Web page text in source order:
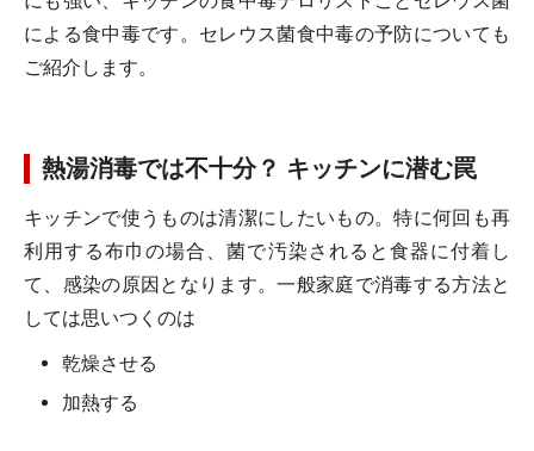
による食中毒です。セレウス菌食中毒の予防についても
ご紹介します。
熱湯消毒では不十分？ キッチンに潜む罠
キッチンで使うものは清潔にしたいもの。特に何回も再
利用する布巾の場合、菌で汚染されると食器に付着し
て、感染の原因となります。一般家庭で消毒する方法と
しては思いつくのは
乾燥させる
加熱する